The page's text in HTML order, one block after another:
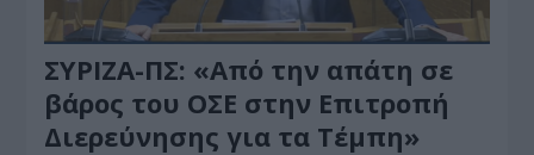
ΣΥΡΙΖΑ-ΠΣ: «Από την απάτη σε
βάρος του ΟΣΕ στην Επιτροπή
Διερεύνησης για τα Τέμπη»